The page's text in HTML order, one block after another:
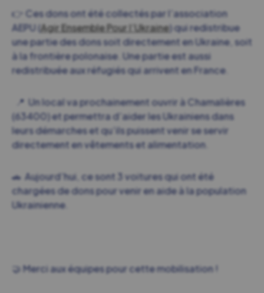
👉 Ces dons ont été collectés par l’association
AEPU (Agir Ensemble Pour l’Ukraine) qui redistribue
une partie des dons soit directement en Ukraine, soit
à la frontière polonaise. Une partie est aussi
redistribuée aux réfugiés qui arrivent en France.
📍 Un local va prochainement ouvrir à Chamalières
(63400) et permettra d’aider les Ukrainiens dans
leurs démarches et qu’ils puissent venir se servir
directement en vêtements et alimentation.
🚗 Aujourd’hui, ce sont 3 voitures qui ont été
chargées de dons pour venir en aide à la population
Ukrainienne.
🤝 Merci aux équipes pour cette mobilisation !